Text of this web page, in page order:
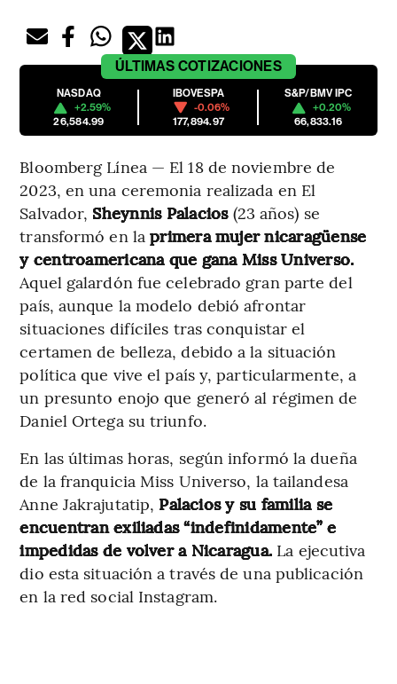
ÚLTIMAS COTIZACIONES
NASDAQ
+2.59%
26,584.99
IBOVESPA
-0.06%
177,894.97
S&P/BMV IPC
+0.20%
66,833.16
Bloomberg Línea — El 18 de noviembre de
2023, en una ceremonia realizada en El
Salvador, Sheynnis Palacios(23 años) se
transformó en laprimera mujer nicaragüense
y centroamericana que gana Miss Universo.
Aquel galardón fue celebrado gran parte del
país, aunque la modelo debió afrontar
situaciones difíciles tras conquistar el
certamen de belleza, debido a la situación
política que vive el país y, particularmente, a
un presunto enojo que generó al régimen de
Daniel Ortega su triunfo.
En las últimas horas, según informó la dueña
de la franquicia Miss Universo, la tailandesa
Anne Jakrajutatip, Palacios y su familia se
encuentran exiliadas “indefinidamente” e
impedidas de volver a Nicaragua. La ejecutiva
dio esta situación a través de una publicación
en la red social Instagram.